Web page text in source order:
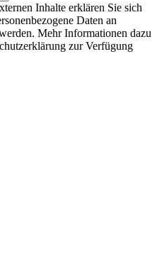
Inhalte erklären Sie sich
Daten an
Mehr Informationen dazu
zur Verfügung